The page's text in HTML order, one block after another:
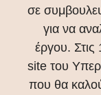
σε
για να
έργου. Στις
site του
που θα